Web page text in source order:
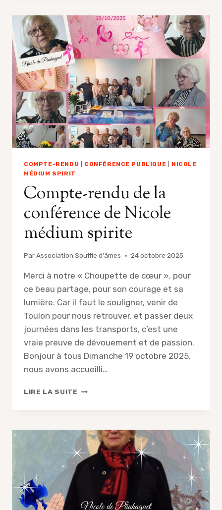
SPIRIT,
MARS
2026
COMPTE-RENDU CONFÉRENCE PUBLIQUE
NICOLE
MÉDIUM SPIRIT
Compte-rendu de la
conférence de Nicole
médium spirite
ParAssociation Souffle d'âmes 24 octobre 2025
Merci à notre « Choupette de cœur », pour
ce beau partage, pour son courage et sa
lumière. Car il faut le souligner, venir de
Toulon pour nous retrouver, et passer deux
journées dans les transports, c’est une
vraie preuve de dévouement et de passion.
Bonjour à tous Dimanche 19 octobre 2025,
nous avons accueilli…
LIRE LA SUITE COMPTE-
CONFÉRENCE
DE
NICOLE
MÉDIUM
SPIRITE